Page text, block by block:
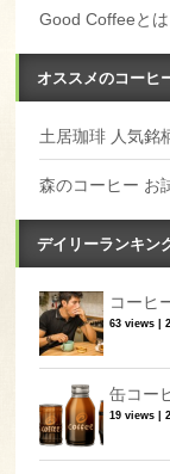
Good Coffeeと
オススメのコーヒ
土居珈琲 人気銘
森のコーヒー お
デイリーランキン
コーヒ
63 views |
缶コー
19 views |